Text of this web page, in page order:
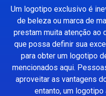
Um logotipo exclusivo é
de beleza ou marca de
prestam muita atenção ao
que possa definir sua
para obter um logotipo
mencionados aqui.
aproveitar as vantagens
entanto, um